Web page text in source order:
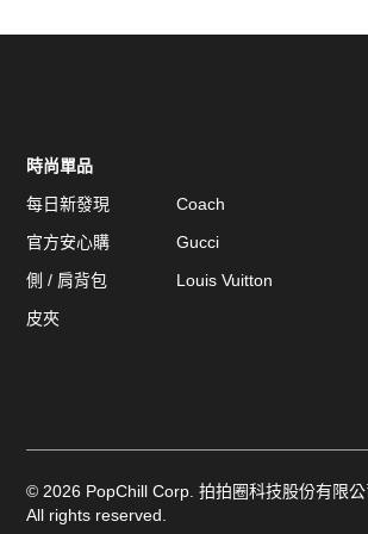
時尚單品
每日新發現
官方安心購
側 / 肩背包
皮夾
Coach
Gucci
Louis Vuitton
© 2026 PopChill Corp. 拍拍圈科技股份有限公
All rights reserved.